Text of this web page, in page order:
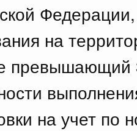
на
превышающий
на учет по